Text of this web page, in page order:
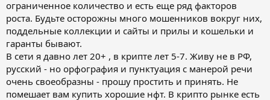
ограниченное количество и есть еще ряд факторов
роста. Будьте осторожны много мошенников вокруг них,
поддельные коллекции и сайты и прилы и кошельки и
гаранты бывают.
В сети я давно лет 20+ , в крипте лет 5-7. Живу не в РФ,
русский - но орфография и пунктуация с манерой речи
очень своеобразны - прошу простить и принять. Не
помешает вам купить хорошие нфт. В крипто рынке есть